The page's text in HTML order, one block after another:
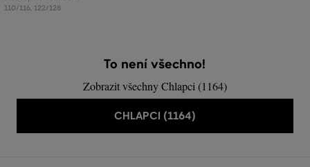
110/116, 122/128
To není všechno!
Zobrazit všechny Chlapci (1164)
CHLAPCI (1164)